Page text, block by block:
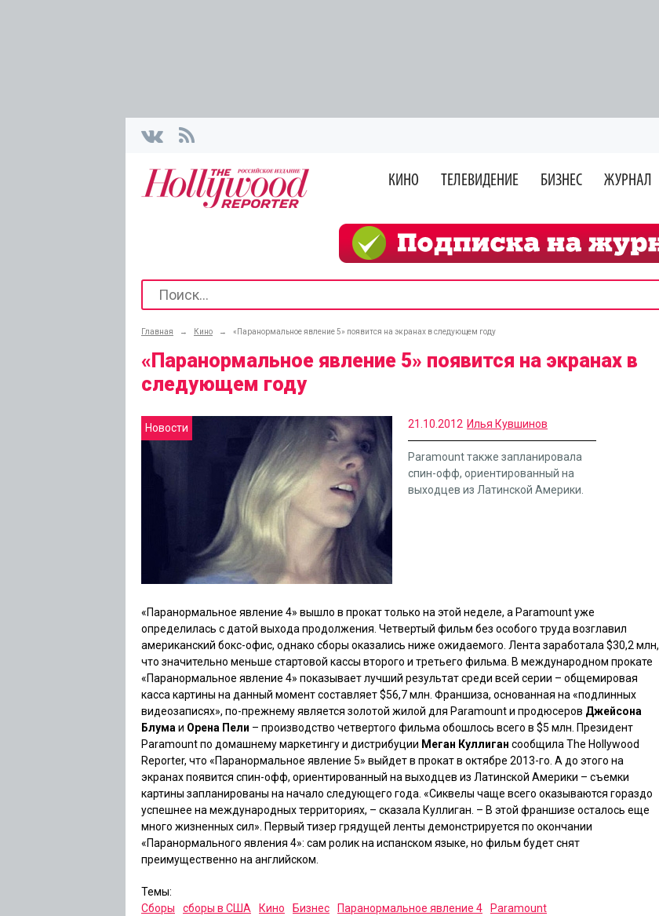
КИНО ТЕЛЕВИДЕНИЕ БИЗНЕС ЖУРНАЛ
Главная → Кино → «Паранормальное явление 5» появится на экранах в следующем году
«Паранормальное явление 5» появится на экранах в
следующем году
Новости 21.10.2012 Илья Кувшинов
Paramount также запланировала
спин-офф, ориентированный на
выходцев из Латинской Америки.
«Паранормальное явление 4» вышло в прокат только на этой неделе, а Paramount уже
определилась с датой выхода продолжения. Четвертый фильм без особого труда возглавил
американский бокс-офис, однако сборы оказались ниже ожидаемого. Лента заработала $30,2 млн,
что значительно меньше стартовой кассы второго и третьего фильма. В международном прокате
«Паранормальное явление 4» показывает лучший результат среди всей серии – общемировая
касса картины на данный момент составляет $56,7 млн. Франшиза, основанная на «подлинных
видеозаписях», по-прежнему является золотой жилой для Paramount и продюсеров Джейсона
Блума и Орена Пели – производство четвертого фильма обошлось всего в $5 млн. Президент
Paramount по домашнему маркетингу и дистрибуции Меган Куллиган сообщила The Hollywood
Reporter, что «Паранормальное явление 5» выйдет в прокат в октябре 2013-го. А до этого на
экранах появится спин-офф, ориентированный на выходцев из Латинской Америки – съемки
картины запланированы на начало следующего года. «Сиквелы чаще всего оказываются гораздо
успешнее на международных территориях, – сказала Куллиган. – В этой франшизе осталось еще
много жизненных сил». Первый тизер грядущей ленты демонстрируется по окончании
«Паранормального явления 4»: сам ролик на испанском языке, но фильм будет снят
преимущественно на английском.
Темы:
Сборы
сборы в США Кино Бизнес Паранормальное явление 4
Paramount